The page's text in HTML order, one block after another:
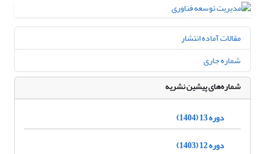
مقالات آماده انتشار
شماره جاری
شماره‌های پیشین نشریه
دوره 13 (1404)
دوره 12 (1403)